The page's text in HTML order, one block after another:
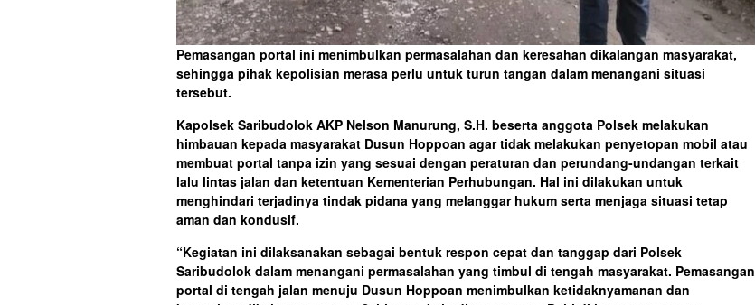
Pemasangan portal ini menimbulkan permasalahan dan keresahan dikalangan masyarakat,
sehingga pihak kepolisian merasa perlu untuk turun tangan dalam menangani situasi
tersebut.
Kapolsek Saribudolok AKP Nelson Manurung, S.H. beserta anggota Polsek melakukan
himbauan kepada masyarakat Dusun Hoppoan agar tidak melakukan penyetopan mobil atau
membuat portal tanpa izin yang sesuai dengan peraturan dan perundang-undangan terkait
lalu lintas jalan dan ketentuan Kementerian Perhubungan. Hal ini dilakukan untuk
menghindari terjadinya tindak pidana yang melanggar hukum serta menjaga situasi tetap
aman dan kondusif.
“Kegiatan ini dilaksanakan sebagai bentuk respon cepat dan tanggap dari Polsek
Saribudolok dalam menangani permasalahan yang timbul di tengah masyarakat. Pemasangan
portal di tengah jalan menuju Dusun Hoppoan menimbulkan ketidaknyamanan dan